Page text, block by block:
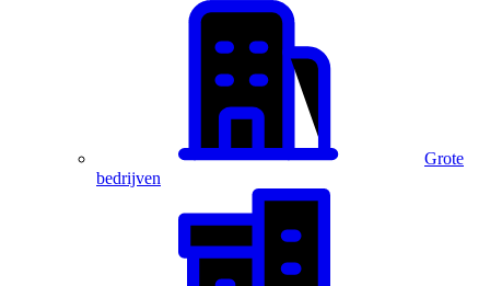
Grote
bedrijven